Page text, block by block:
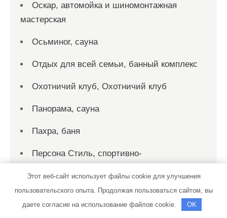
Оскар, автомойка и шиномонтажная
мастерская
Осьминог, сауна
Отдых для всей семьи, банный комплекс
Охотничий клуб, Охотничий клуб
Панорама, сауна
Пахра, баня
Персона Стиль, спортивно-
Пик-сервис, автомойка
Этот веб-сайт использует файлы cookie для улучшения
пользовательского опыта. Продолжая пользоваться сайтом, вы
даете согласие на использование файлов cookie.
OK